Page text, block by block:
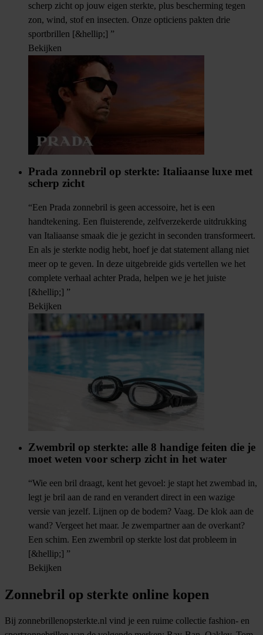
scherp zicht op jouw eigen sterkte, plus bescherming tegen
zon, wind, stof en insecten. Onze opticiens pakten drie
sportbrillen [&hellip;] ”
Bekijken
Prada zonnebril op sterkte: Italiaanse luxe met
scherp zicht
“Een Prada zonnebril is geen accessoire, het is een
handtekening. Een fluisterende, zelfverzekerde uitdrukking
van Italiaanse smaak die je gezicht in seconden transformeert.
En als je sterkte nodig hebt, hoef je dat statement allang niet
meer op te geven. In deze uitgebreide gids vertellen we het
complete verhaal achter Prada, helpen we je het juiste
[&hellip;] ”
Bekijken
Zwembril op sterkte: alle 8 handige feiten die je
moet weten voor scherp zicht in het water
“Wie een bril draagt, kent het gevoel: je stapt het zwembad in,
legt je bril aan de rand en verandert direct in een wazige
versie van jezelf. Lijnen op de bodem? Vaag. De klok aan de
wand? Vergeet het maar. Je zwempartner aan de overkant?
Een schim. Een zwembril op sterkte lost dat probleem in
[&hellip;] ”
Bekijken
Zonnebril op sterkte online kopen
Bij zonnebrillenopsterkte.nl vind je een ruime collectie fashion- en